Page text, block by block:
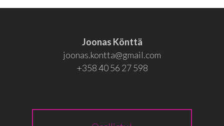
Joonas Könttä
joonas.kontta@gmail.com
+358 40 56 27 598
RU